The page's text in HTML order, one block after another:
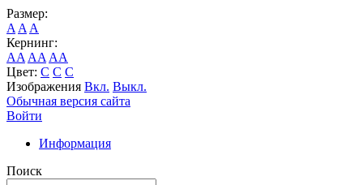
Размер:
A A A
Кернинг:
AA AA AA
Цвет: C C C
Изображения Вкл. Выкл.
Обычная версия сайта
Войти
Информация
Поиск